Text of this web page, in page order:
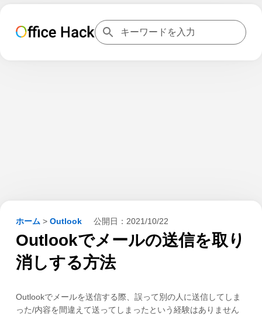
ホーム > Outlook 公開日： 2021/10/22
Outlookでメールの送信を取り
消しする方法
Outlookでメールを送信する際、誤って別の人に送信してしま
った/内容を間違えて送ってしまったという経験はありません